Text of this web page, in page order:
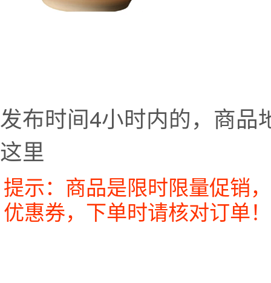
发布时间4小时内的，商品
这里
提示：商品是限时限量促销
优惠券，下单时请核对订单！